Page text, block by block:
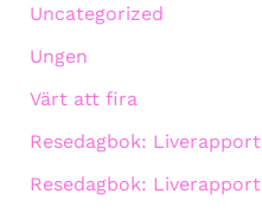
Uncategorized
Ungen
Värt att fira
Resedagbok:
Resedagbok: